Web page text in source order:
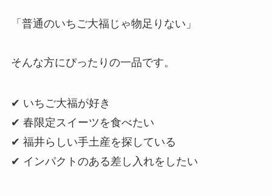
「普通のいちご大福じゃ物足りない」
そんな方にぴったりの一品です。
✔ いちご大福が好き
✔ 春限定スイーツを食べたい
✔ 福井らしい手土産を探している
✔ インパクトのある差し入れをしたい